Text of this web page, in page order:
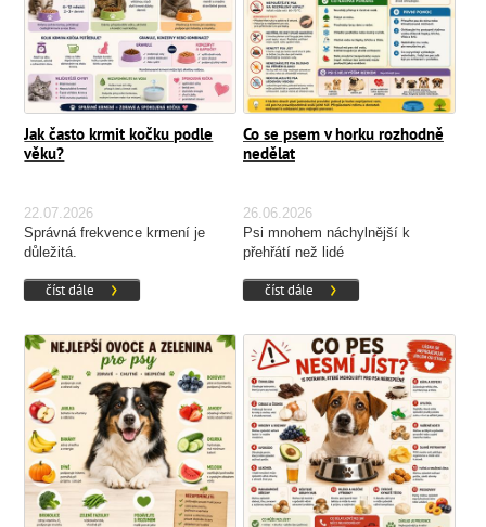
Jak často krmit kočku podle
věku?
22.07.2026
Správná frekvence krmení je
důležitá.
číst dále
Co se psem v horku rozhodně
nedělat
26.06.2026
Psi mnohem náchylnější k
přehřátí než lidé
číst dále